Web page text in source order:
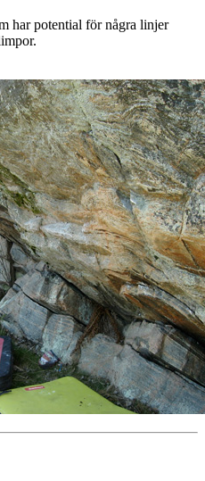
har potential för några linjer